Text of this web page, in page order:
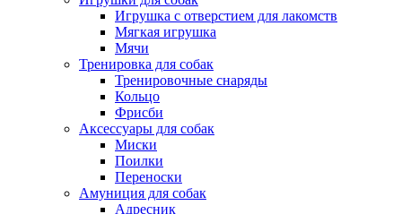
Игрушка с отверстием для лакомств
Мягкая игрушка
Мячи
Тренировка для собак
Тренировочные снаряды
Кольцо
Фрисби
Аксессуары для собак
Миски
Поилки
Переноски
Амуниция для собак
Адресник